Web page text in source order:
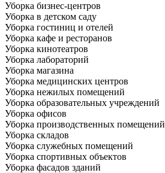
Уборка бизнес-центров
Уборка в детском саду
Уборка гостиниц и отелей
Уборка кафе и ресторанов
Уборка кинотеатров
Уборка лабораторий
Уборка магазина
Уборка медицинских центров
Уборка нежилых помещений
Уборка образовательных учреждений
Уборка офисов
Уборка производственных помещений
Уборка складов
Уборка служебных помещений
Уборка спортивных объектов
Уборка фасадов зданий